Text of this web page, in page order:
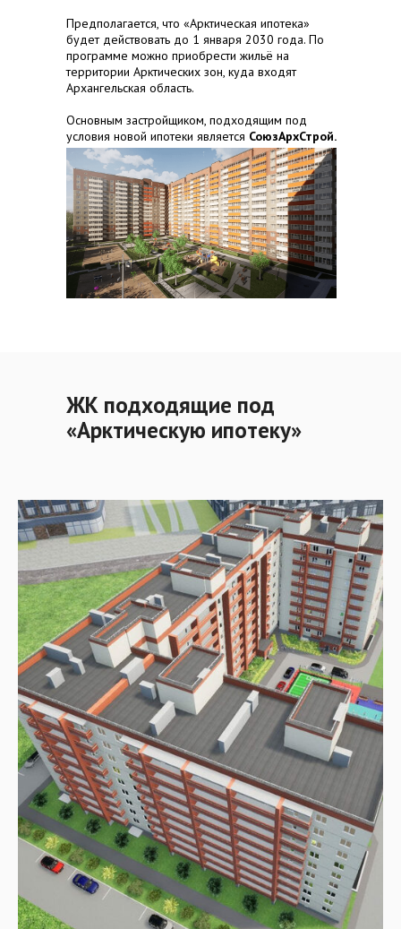
Предполагается, что «Арктическая ипотека»
будет действовать до 1 января 2030 года. По
программе можно приобрести жильё на
территории Арктических зон, куда входят
Архангельская область.
Основным застройщиком, подходящим под
условия новой ипотеки является СоюзАрхСтрой.
ЖК подходящие под
«Арктическую ипотеку»